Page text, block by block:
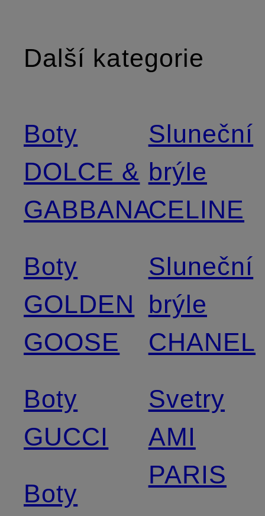
Další kategorie
Boty
DOLCE &
GABBANA
Boty
GOLDEN
GOOSE
Boty
GUCCI
Boty
Sluneční
brýle
CELINE
Sluneční
brýle
CHANEL
Svetry
AMI
PARIS